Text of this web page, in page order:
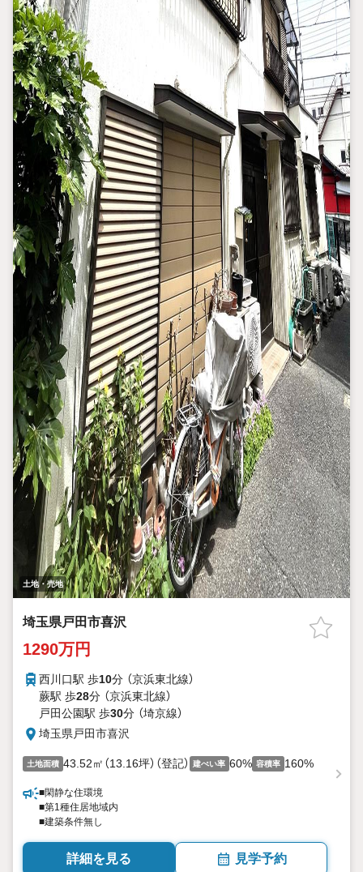
土地・売地
埼玉県戸田市喜沢
1290万円
西川口駅 歩10分 （京浜東北線）
蕨駅 歩28分 （京浜東北線）
戸田公園駅 歩30分 （埼京線）
埼玉県戸田市喜沢
土地面積 43.52㎡（13.16坪）（登記） 建ぺい率 60% 容積率 160%
■閑静な住環境
■第1種住居地域内
■建築条件無し
詳細を見る 見学予約